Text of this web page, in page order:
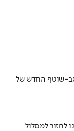
לחזור למסלול